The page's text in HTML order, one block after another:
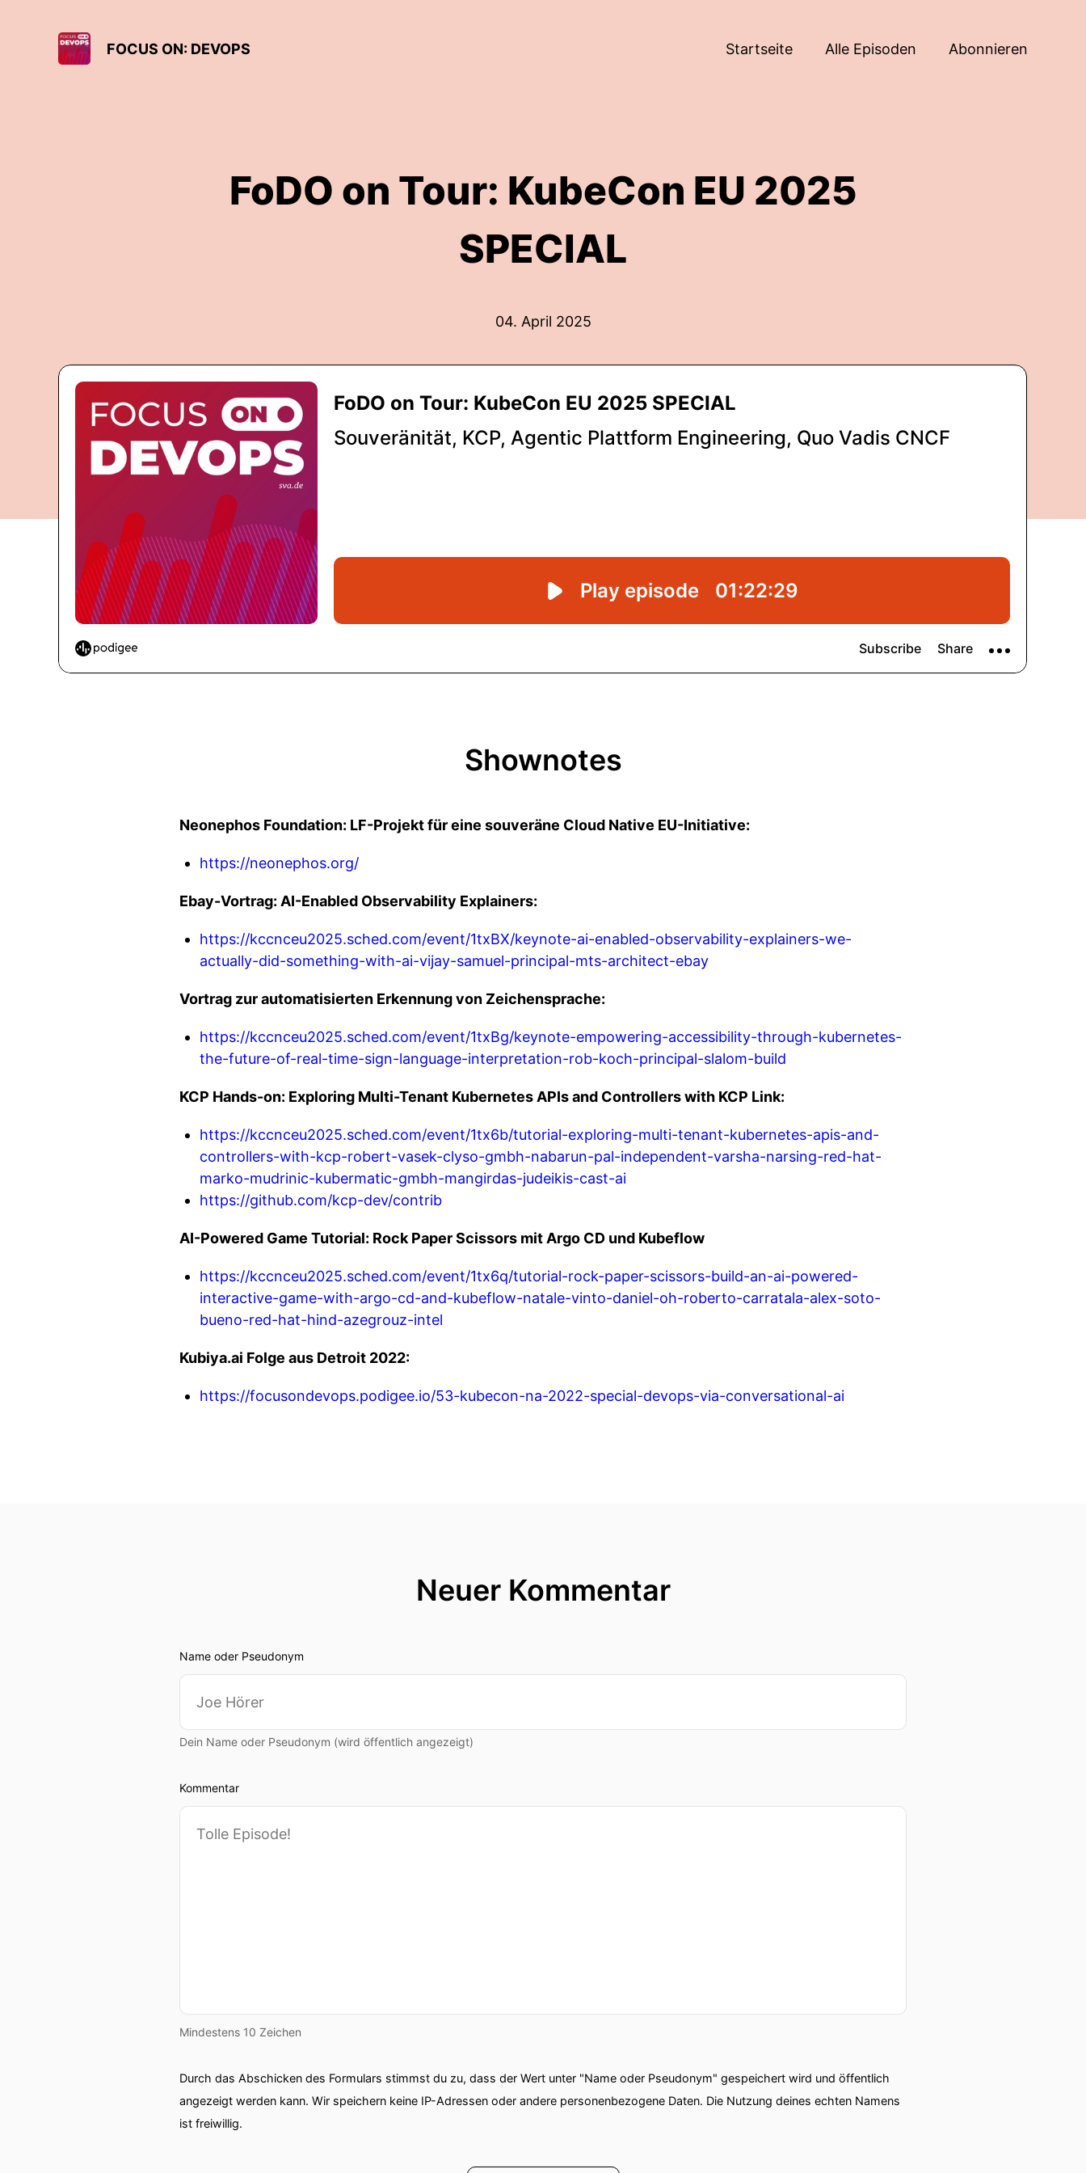
FOCUS ON: DEVOPS Startseite Alle Episoden Abonnieren
FoDO on Tour: KubeCon EU 2025
SPECIAL
04. April 2025
Shownotes
Neonephos Foundation: LF-Projekt für eine souveräne Cloud Native EU-Initiative:
https://neonephos.org/
Ebay-Vortrag: AI-Enabled Observability Explainers:
https://kccnceu2025.sched.com/event/1txBX/keynote-ai-enabled-observability-explainers-we-
actually-did-something-with-ai-vijay-samuel-principal-mts-architect-ebay
Vortrag zur automatisierten Erkennung von Zeichensprache:
https://kccnceu2025.sched.com/event/1txBg/keynote-empowering-accessibility-through-kubernetes-
the-future-of-real-time-sign-language-interpretation-rob-koch-principal-slalom-build
KCP Hands-on: Exploring Multi-Tenant Kubernetes APIs and Controllers with KCP Link:
https://kccnceu2025.sched.com/event/1tx6b/tutorial-exploring-multi-tenant-kubernetes-apis-and-
controllers-with-kcp-robert-vasek-clyso-gmbh-nabarun-pal-independent-varsha-narsing-red-hat-
marko-mudrinic-kubermatic-gmbh-mangirdas-judeikis-cast-ai
https://github.com/kcp-dev/contrib
AI-Powered Game Tutorial: Rock Paper Scissors mit Argo CD und Kubeflow
https://kccnceu2025.sched.com/event/1tx6q/tutorial-rock-paper-scissors-build-an-ai-powered-
interactive-game-with-argo-cd-and-kubeflow-natale-vinto-daniel-oh-roberto-carratala-alex-soto-
bueno-red-hat-hind-azegrouz-intel
Kubiya.ai Folge aus Detroit 2022:
https://focusondevops.podigee.io/53-kubecon-na-2022-special-devops-via-conversational-ai
Neuer Kommentar
Name oder Pseudonym
Dein Name oder Pseudonym (wird öffentlich angezeigt)
Kommentar
Mindestens 10 Zeichen
Durch das Abschicken des Formulars stimmst du zu, dass der Wert unter "Name oder Pseudonym" gespeichert wird und öffentlich
angezeigt werden kann. Wir speichern keine IP-Adressen oder andere personenbezogene Daten. Die Nutzung deines echten Namens
ist freiwillig.